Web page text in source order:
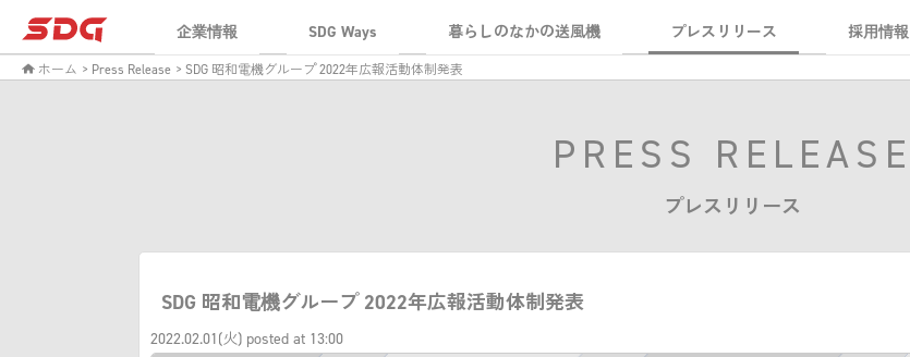
企業情報 SDG Ways 暮らしのなかの送風機 プレスリリース 採用情報
ホーム > Press Release > SDG 昭和電機グループ 2022年広報活動体制発表
PRESS RELEASE
プレスリリース
SDG 昭和電機グループ 2022年広報活動体制発表
2022.02.01(火) posted at 13:00